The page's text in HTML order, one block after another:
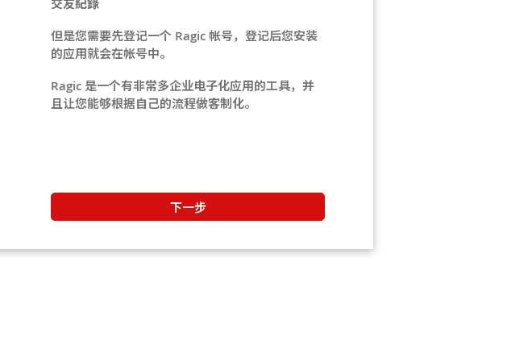
交友紀錄
但是您需要先登记一个 Ragic 帐号，登记后您安装
的应用就会在帐号中。
Ragic 是一个有非常多企业电子化应用的工具，并
且让您能够根据自己的流程做客制化。
下一步